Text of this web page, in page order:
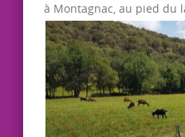
à Montagnac, au pied du